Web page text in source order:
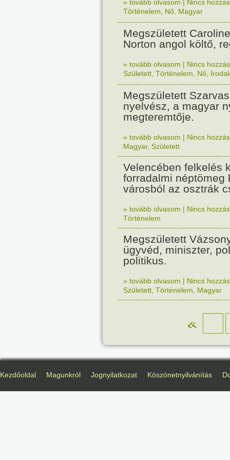
» tovább olvasom | Nincs
Történelem
Nő Magyar
Megszületett
Norton angol költő,
» tovább olvasom | Nincs
Született Történelem Nő
Megszületett
nyelvész, a magyar
megteremtője.
» tovább olvasom | Nincs
Magyar, Született
Velencében felkelés
forradalmi néptömeg
városból az osztrák
» tovább olvasom | Nincs
Történelem
Megszületett
ügyvéd, miniszter,
politikus.
» tovább olvasom | Nincs
Született Történelem Magyar
«
Kezdőoldal Magunkról Jognyilatkozat Köszönetnyilvánítás